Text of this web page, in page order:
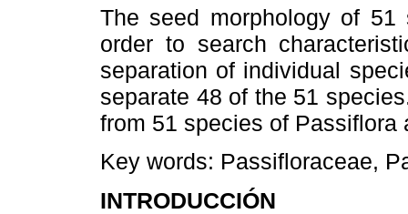
The seed morphology of
order to search
separation of individual
separate 48 of the 51
from 51 species of
Key words: Passifloraceae,
INTRODUCCIÓN